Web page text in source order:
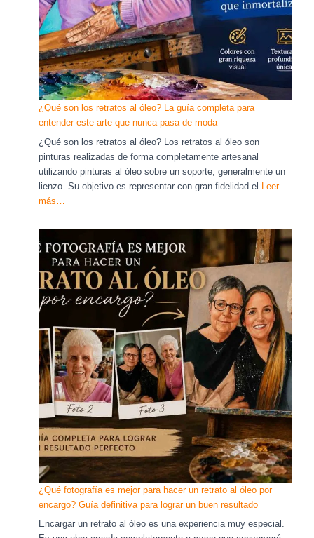
¿Qué son los retratos al óleo? La guía completa para
entender este arte que nunca pasa de moda
¿Qué son los retratos al óleo? Los retratos al óleo son
pinturas realizadas de forma completamente artesanal
utilizando pinturas al óleo sobre un soporte, generalmente un
lienzo. Su objetivo es representar con gran fidelidad el
Leer
más…
¿Qué fotografía es mejor para hacer un retrato al óleo por
encargo? Guía definitiva para lograr un buen resultado
Encargar un retrato al óleo es una experiencia muy especial.